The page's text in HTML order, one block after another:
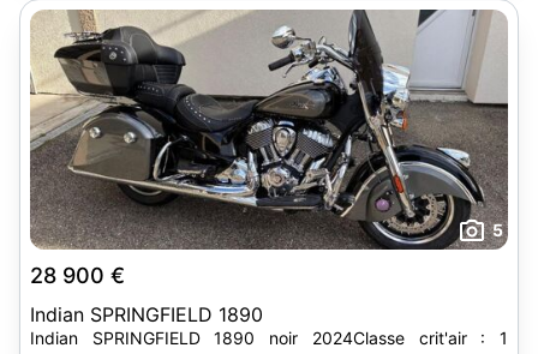
5
28 900 €
Indian SPRINGFIELD 1890
Indian SPRINGFIELD 1890 noir 2024Classe crit'air : 1